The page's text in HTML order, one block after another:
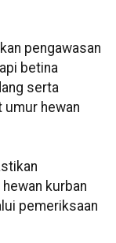
pengawasan
betina
serta
umur hewan
kurban
pemeriksaan